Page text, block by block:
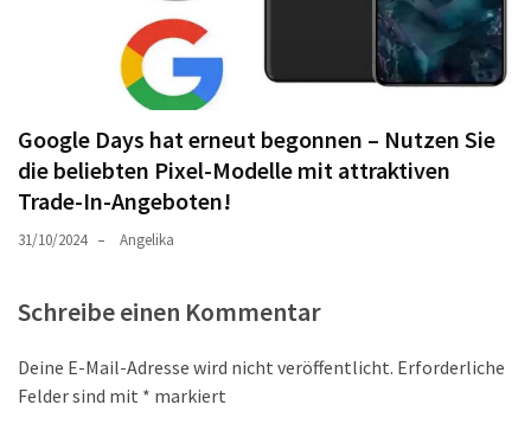
Google Days hat erneut begonnen – Nutzen Sie
die beliebten Pixel-Modelle mit attraktiven
Trade-In-Angeboten!
31/10/2024 Angelika
Schreibe einen Kommentar
Deine E-Mail-Adresse wird nicht veröffentlicht. Erforderliche
Felder sind mit * markiert